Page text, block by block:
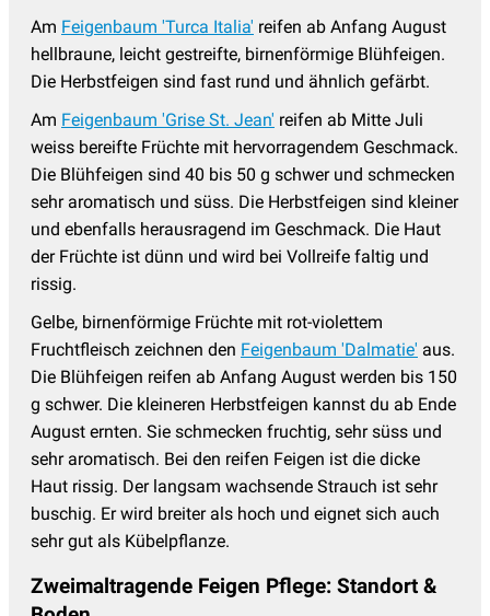
Am Feigenbaum 'Turca Italia' reifen ab Anfang August
hellbraune, leicht gestreifte, birnenförmige Blühfeigen.
Die Herbstfeigen sind fast rund und ähnlich gefärbt.
Am Feigenbaum 'Grise St. Jean' reifen ab Mitte Juli
weiss bereifte Früchte mit hervorragendem Geschmack.
Die Blühfeigen sind 40 bis 50 g schwer und schmecken
sehr aromatisch und süss. Die Herbstfeigen sind kleiner
und ebenfalls herausragend im Geschmack. Die Haut
der Früchte ist dünn und wird bei Vollreife faltig und
rissig.
Gelbe, birnenförmige Früchte mit rot-violettem
Fruchtfleisch zeichnen den Feigenbaum 'Dalmatie' aus.
Die Blühfeigen reifen ab Anfang August werden bis 150
g schwer. Die kleineren Herbstfeigen kannst du ab Ende
August ernten. Sie schmecken fruchtig, sehr süss und
sehr aromatisch. Bei den reifen Feigen ist die dicke
Haut rissig. Der langsam wachsende Strauch ist sehr
buschig. Er wird breiter als hoch und eignet sich auch
sehr gut als Kübelpflanze.
Zweimaltragende Feigen Pflege: Standort &